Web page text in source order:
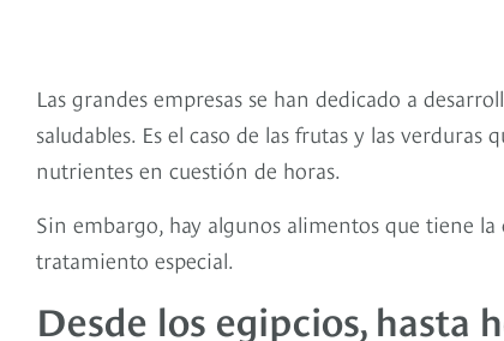
Las grandes empresas se han dedicado a
saludables. Es el caso de las frutas y las
nutrientes en cuestión de horas.
Sin embargo, hay algunos alimentos que tiene
tratamiento especial.
Desde los egipcios, hasta